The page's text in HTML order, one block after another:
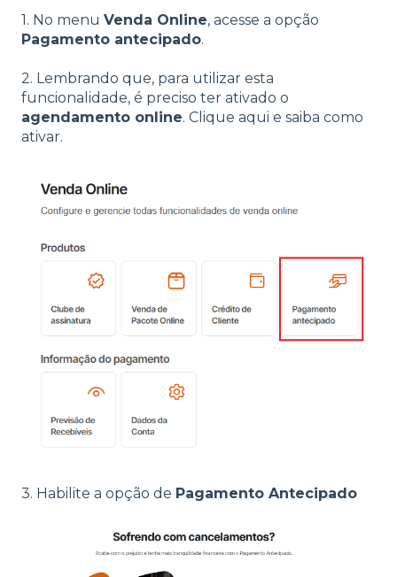
1. No menu Venda Online, acesse a opção
Pagamento antecipado.
2. Lembrando que, para utilizar esta
funcionalidade, é preciso ter ativado o
agendamento online. Clique aqui e saiba como
ativar.
3. Habilite a opção de Pagamento Antecipado